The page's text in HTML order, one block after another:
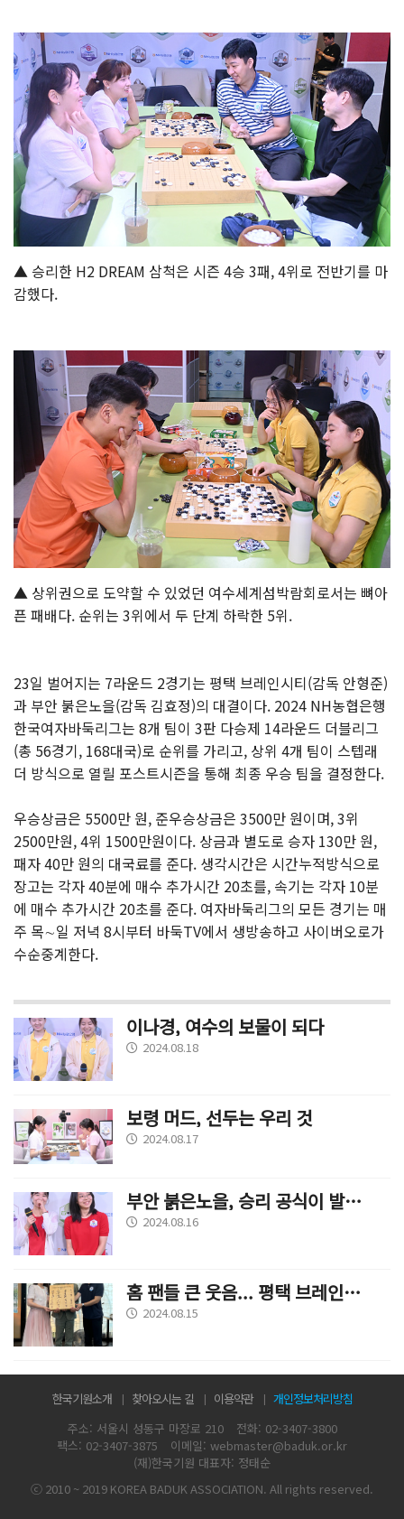
▲ 승리한 H2 DREAM 삼척은 시즌 4승 3패, 4위로 전반기를 마
감했다.
▲ 상위권으로 도약할 수 있었던 여수세계섬박람회로서는 뼈아
픈 패배다. 순위는 3위에서 두 단계 하락한 5위.
23일 벌어지는 7라운드 2경기는 평택 브레인시티(감독 안형준)
과 부안 붉은노을(감독 김효정)의 대결이다. 2024 NH농협은행
한국여자바둑리그는 8개 팀이 3판 다승제 14라운드 더블리그
(총 56경기, 168대국)로 순위를 가리고, 상위 4개 팀이 스텝래
더 방식으로 열릴 포스트시즌을 통해 최종 우승 팀을 결정한다.
우승상금은 5500만 원, 준우승상금은 3500만 원이며, 3위
2500만원, 4위 1500만원이다. 상금과 별도로 승자 130만 원,
패자 40만 원의 대국료를 준다. 생각시간은 시간누적방식으로
장고는 각자 40분에 매수 추가시간 20초를, 속기는 각자 10분
에 매수 추가시간 20초를 준다. 여자바둑리그의 모든 경기는 매
주 목∼일 저녁 8시부터 바둑TV에서 생방송하고 사이버오로가
수순중계한다.
이나경, 여수의 보물이 되다
2024.08.18
보령 머드, 선두는 우리 것
2024.08.17
부안 붉은노을, 승리 공식이 발동하다
2024.08.16
홈 팬들 큰 웃음... 평택 브레인시티 단독 1위 올라
2024.08.15
한국기원소개 찾아오시는 길 이용약관
개인정보처리방침
주소: 서울시 성동구 마장로 210
전화: 02-3407-3800
팩스: 02-3407-3875
이메일: webmaster@baduk.or.kr
(재)한국기원 대표자: 정태순
ⓒ 2010 ~ 2019 KOREA BADUK ASSOCIATION. All rights reserved.